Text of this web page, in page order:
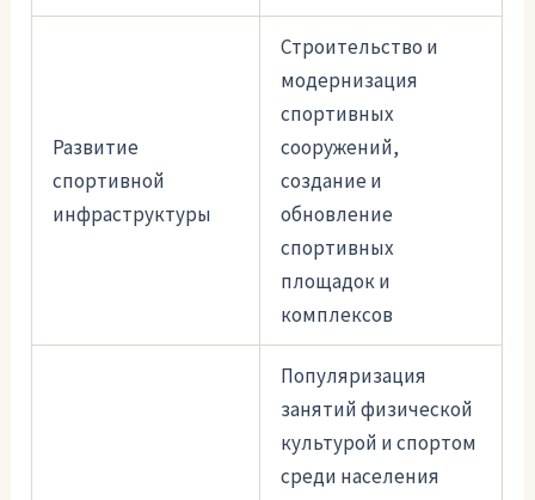
Развитие
спортивной
инфраструктуры
Строительство и
модернизация
спортивных
сооружений,
создание и
обновление
спортивных
площадок и
комплексов
Популяризация
занятий физической
культурой и спортом
среди населения